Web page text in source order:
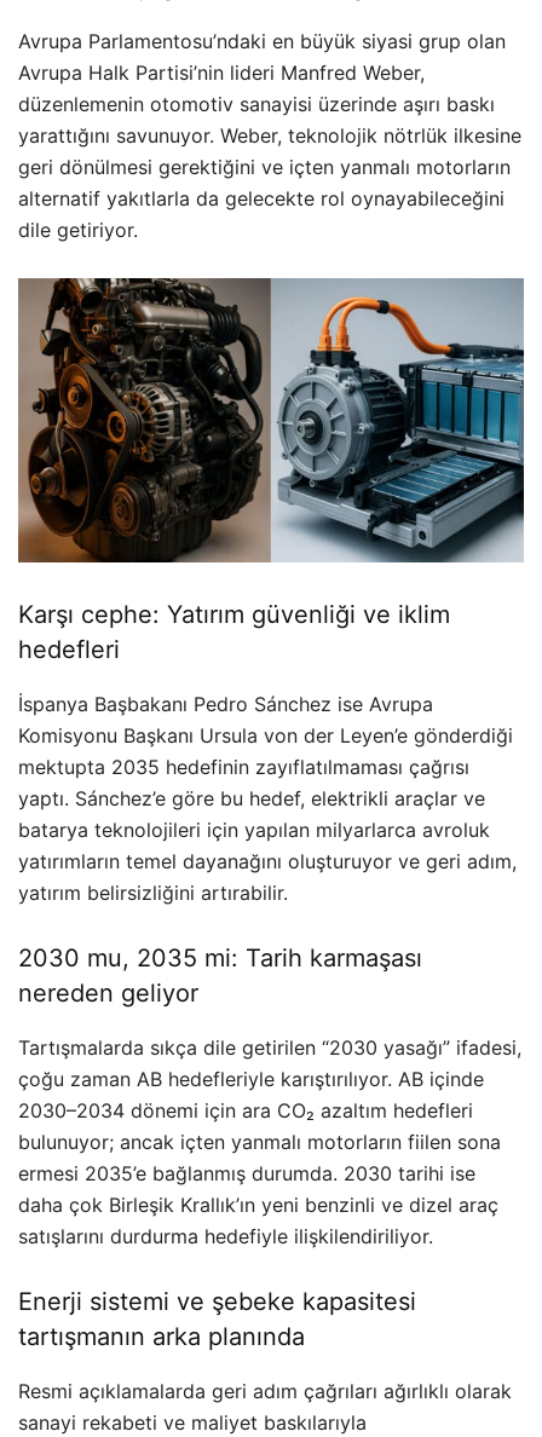
Avrupa Parlamentosu’ndaki en büyük siyasi grup olan
Avrupa Halk Partisi’nin lideri Manfred Weber,
düzenlemenin otomotiv sanayisi üzerinde aşırı baskı
yarattığını savunuyor. Weber, teknolojik nötrlük ilkesine
geri dönülmesi gerektiğini ve içten yanmalı motorların
alternatif yakıtlarla da gelecekte rol oynayabileceğini
dile getiriyor.
Karşı cephe: Yatırım güvenliği ve iklim
hedefleri
İspanya Başbakanı Pedro Sánchez ise Avrupa
Komisyonu Başkanı Ursula von der Leyen’e gönderdiği
mektupta 2035 hedefinin zayıflatılmaması çağrısı
yaptı. Sánchez’e göre bu hedef, elektrikli araçlar ve
batarya teknolojileri için yapılan milyarlarca avroluk
yatırımların temel dayanağını oluşturuyor ve geri adım,
yatırım belirsizliğini artırabilir.
2030 mu, 2035 mi: Tarih karmaşası
nereden geliyor
Tartışmalarda sıkça dile getirilen “2030 yasağı” ifadesi,
çoğu zaman AB hedefleriyle karıştırılıyor. AB içinde
2030–2034 dönemi için ara CO₂ azaltım hedefleri
bulunuyor; ancak içten yanmalı motorların fiilen sona
ermesi 2035’e bağlanmış durumda. 2030 tarihi ise
daha çok Birleşik Krallık’ın yeni benzinli ve dizel araç
satışlarını durdurma hedefiyle ilişkilendiriliyor.
Enerji sistemi ve şebeke kapasitesi
tartışmanın arka planında
Resmi açıklamalarda geri adım çağrıları ağırlıklı olarak
sanayi rekabeti ve maliyet baskılarıyla